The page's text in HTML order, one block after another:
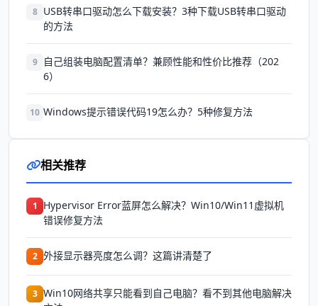
8 USB转串口驱动怎么下载安装？3种下载USB转串口驱动
的方法
9
自己组装电脑配置清单？兼顾性能和性价比推荐（202
6）
10 Windows提示错误代码19怎么办？5种修复方法
相关推荐
1
Hypervisor Error蓝屏怎么解决？Win10/Win11虚拟机
错误修复方法
2 外接显示器亮度怎么调？这篇讲清楚了
3 Win10网络共享只能看到自己电脑？看不到其他电脑解决